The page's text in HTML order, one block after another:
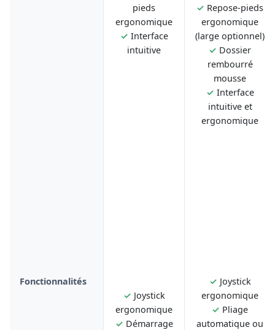
pieds
ergonomique
✓ Interface
intuitive
✓ Repose-pieds
ergonomique
(large optionnel)
✓ Dossier
rembourré
mousse
✓ Interface
intuitive et
ergonomique
Fonctionnalités
✓ Joystick
ergonomique
✓ Démarrage
✓ Joystick
ergonomique
✓ Pliage
automatique ou